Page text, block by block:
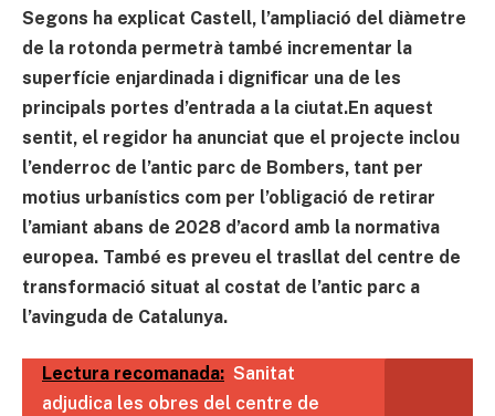
Segons ha explicat Castell, l’ampliació del diàmetre
de la rotonda permetrà també incrementar la
superfície enjardinada i dignificar una de les
principals portes d’entrada a la ciutat.En aquest
sentit, el regidor ha anunciat que el projecte inclou
l’enderroc de l’antic parc de Bombers, tant per
motius urbanístics com per l’obligació de retirar
l’amiant abans de 2028 d’acord amb la normativa
europea. També es preveu el trasllat del centre de
transformació situat al costat de l’antic parc a
l’avinguda de Catalunya.
Lectura recomanada: Sanitat
adjudica les obres del centre de